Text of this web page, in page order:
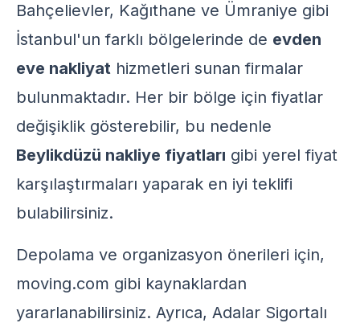
Bahçelievler, Kağıthane ve Ümraniye gibi
İstanbul'un farklı bölgelerinde de evden
eve nakliyat hizmetleri sunan firmalar
bulunmaktadır. Her bir bölge için fiyatlar
değişiklik gösterebilir, bu nedenle
Beylikdüzü nakliye fiyatları gibi yerel fiyat
karşılaştırmaları yaparak en iyi teklifi
bulabilirsiniz.
Depolama ve organizasyon önerileri için,
moving.com gibi kaynaklardan
yararlanabilirsiniz. Ayrıca, Adalar Sigortalı